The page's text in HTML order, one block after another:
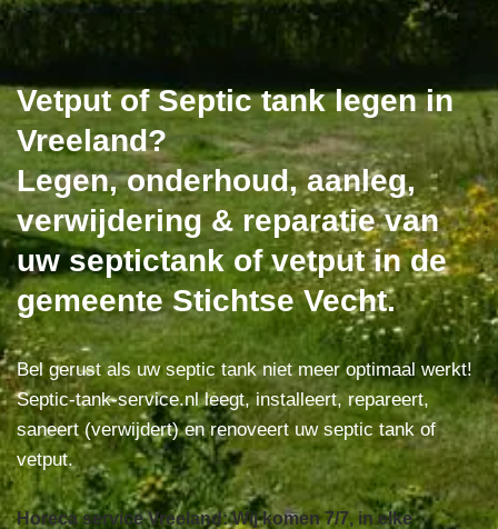
Vetput of Septic tank legen in
Vreeland?
Legen, onderhoud, aanleg,
verwijdering & reparatie van
uw septictank of vetput in de
gemeente Stichtse Vecht.
Bel gerust als uw septic tank niet meer optimaal werkt!
Septic-tank-service.nl leegt, installeert, repareert,
saneert (verwijdert) en renoveert uw septic tank of
vetput.
Horeca service Vreeland: Wij komen 7/7, in elke